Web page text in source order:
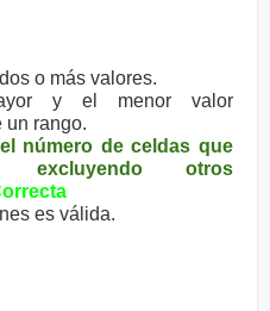
o más valores.
y el menor valor
un rango.
número de celdas que
excluyendo otros
es válida.